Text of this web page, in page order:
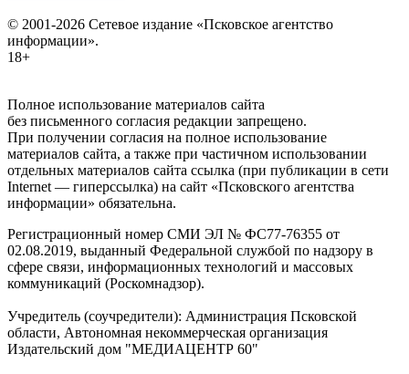
© 2001-2026 Сетевое издание «Псковское агентство
информации».
18+
Полное использование материалов сайта
без письменного согласия редакции запрещено.
При получении согласия на полное использование
материалов сайта, а также при частичном использовании
отдельных материалов сайта ссылка (при публикации в сети
Internet — гиперссылка) на сайт «Псковского агентства
информации» обязательна.
Регистрационный номер СМИ ЭЛ № ФС77-76355 от
02.08.2019, выданный Федеральной службой по надзору в
сфере связи, информационных технологий и массовых
коммуникаций (Роскомнадзор).
Учредитель (соучредители): Администрация Псковской
области, Автономная некоммерческая организация
Издательский дом "МЕДИАЦЕНТР 60"